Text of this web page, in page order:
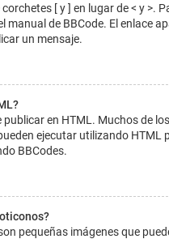
[ y ] en lugar de < y >.
manual de BBCode. El enlace
un mensaje.
publicar en HTML. Muchos de
ejecutar utilizando HTML
BBCodes.
pequeñas imágenes que